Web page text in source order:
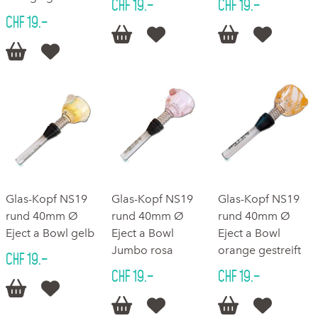
CHF 19.–
 
CHF 19.–
 
CHF 19.–
 
Glas-Kopf NS19
rund 40mm Ø
Eject a Bowl gelb
CHF 19.–
 
Glas-Kopf NS19
rund 40mm Ø
Eject a Bowl
Jumbo rosa
CHF 19.–
 
Glas-Kopf NS19
rund 40mm Ø
Eject a Bowl
orange gestreift
CHF 19.–
 